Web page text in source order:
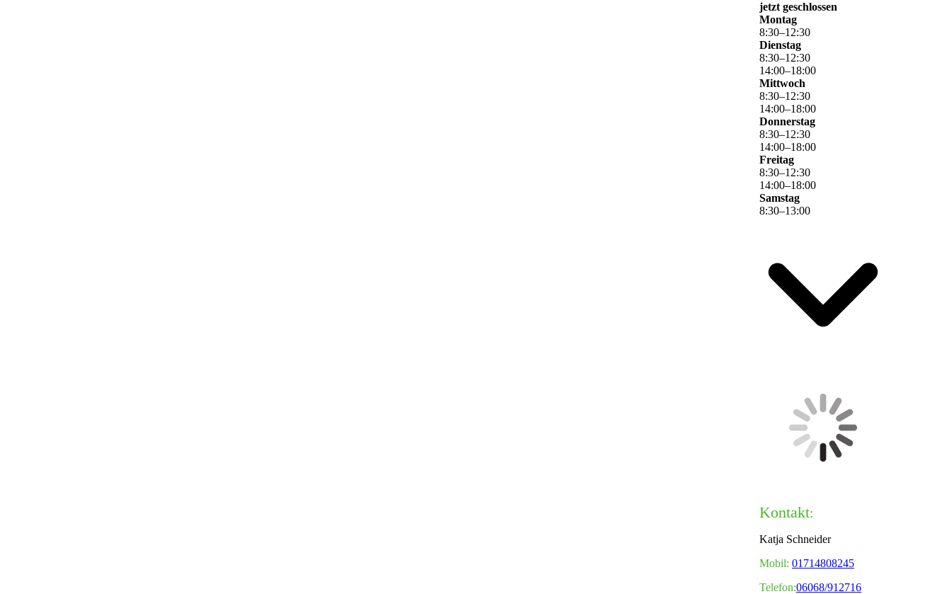
jetzt geschlossen
Montag
8:30–12:30
Dienstag
8:30–12:30
14:00–18:00
Mittwoch
8:30–12:30
14:00–18:00
Donnerstag
8:30–12:30
14:00–18:00
Freitag
8:30–12:30
14:00–18:00
Samstag
8:30–13:00
Kontakt:
Katja Schneider
Mobil: 01714808245
Telefon:06068/912716